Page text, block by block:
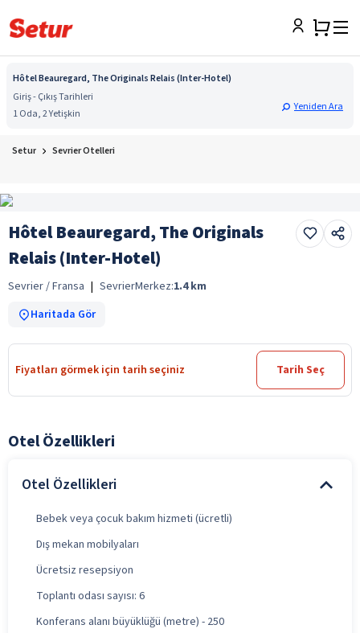
Hôtel Beauregard, The Originals Relais (Inter-Hotel)
Giriş - Çıkış Tarihleri
1 Oda, 2 Yetişkin
Yeniden Ara
Setur Sevrier Otelleri
Hôtel Beauregard, The Originals
Relais (Inter-Hotel)
Sevrier / Fransa | SevrierMerkez:1.4 km
Haritada Gör
Fiyatları görmek için tarih seçiniz Tarih Seç
Otel Özellikleri
Otel Özellikleri
Bebek veya çocuk bakım hizmeti (ücretli)
Dış mekan mobilyaları
Ücretsiz resepsiyon
Toplantı odası sayısı: 6
Konferans alanı büyüklüğü (metre) - 250